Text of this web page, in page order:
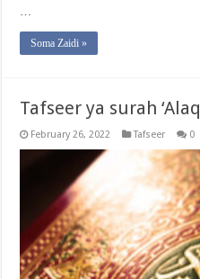
…
Soma Zaidi »
Tafseer ya surah ‘Alaq
February 26, 2022 Tafseer 0